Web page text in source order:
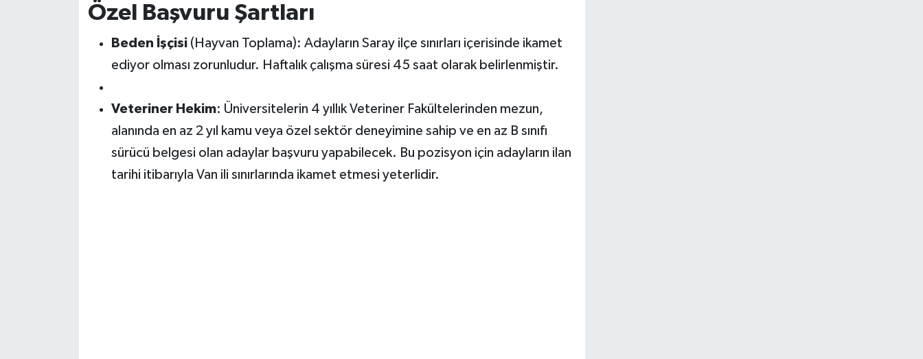
Özel Başvuru Şartları
Beden İşçisi (Hayvan Toplama): Adayların Saray ilçe sınırları içerisinde ikamet
ediyor olması zorunludur. Haftalık çalışma süresi 45 saat olarak belirlenmiştir.
Veteriner Hekim: Üniversitelerin 4 yıllık Veteriner Fakültelerinden mezun,
alanında en az 2 yıl kamu veya özel sektör deneyimine sahip ve en az B sınıfı
sürücü belgesi olan adaylar başvuru yapabilecek. Bu pozisyon için adayların ilan
tarihi itibarıyla Van ili sınırlarında ikamet etmesi yeterlidir.